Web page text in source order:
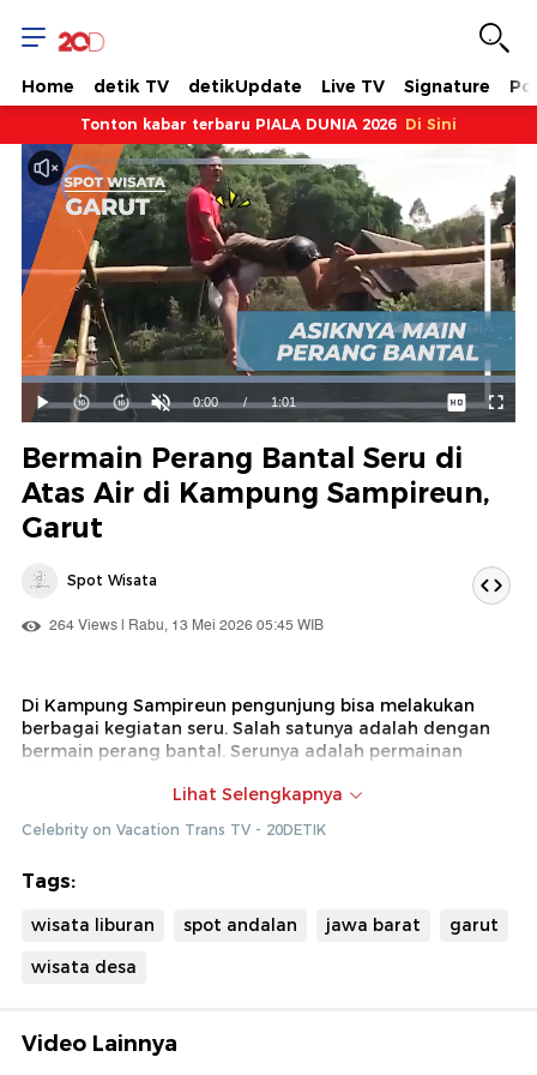
Home detik TV detikUpdate Live TV Signature
Tonton kabar terbaru PIALA DUNIA 2026 Di Sini
Mainkan
Suara
Hidup
Waktu
ini
0:00 / Durasi
1:01
Dimuat:
100.00%
Bermain Perang Bantal Seru di
Atas Air di Kampung Sampireun,
Garut
Spot Wisata
264 Views | Rabu, 13 Mei 2026 05:45 WIB
Di Kampung Sampireun pengunjung bisa melakukan
berbagai kegiatan seru. Salah satunya adalah dengan
bermain perang bantal. Serunya adalah permainan
Lihat Selengkapnya
Celebrity on Vacation Trans TV - 20DETIK
Tags:
wisata liburan spot andalan jawa barat
garut
wisata desa
Video Lainnya